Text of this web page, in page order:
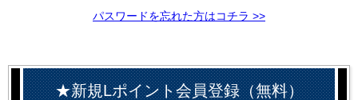
パスワードを忘れた方はコチラ >>
★新規Lポイント会員登録（無料）